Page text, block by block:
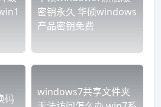
密钥永久 华硕windows
产品密钥免费
码
windows7共享文件夹